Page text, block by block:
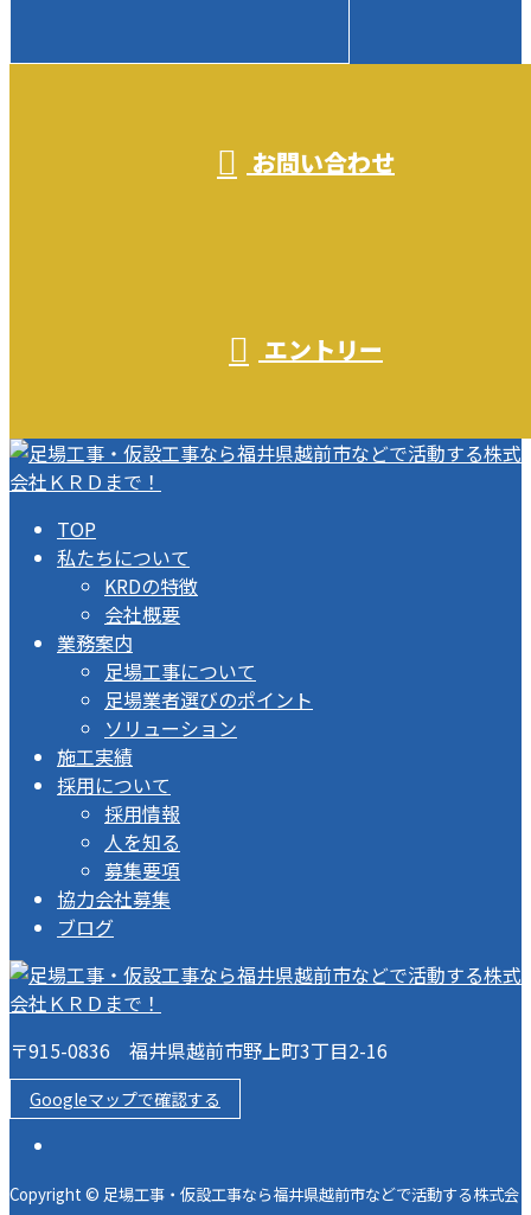
お問い合わせ
エントリー
TOP
私たちについて
KRDの特徴
会社概要
業務案内
足場工事について
足場業者選びのポイント
ソリューション
施工実績
採用について
採用情報
人を知る
募集要項
協力会社募集
ブログ
〒915-0836 福井県越前市野上町3丁目2-16
Googleマップで確認する
Copyright © 足場工事・仮設工事なら福井県越前市などで活動する株式会